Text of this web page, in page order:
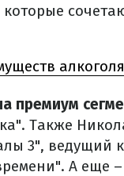
которые
Также
3", ведущий
А еще